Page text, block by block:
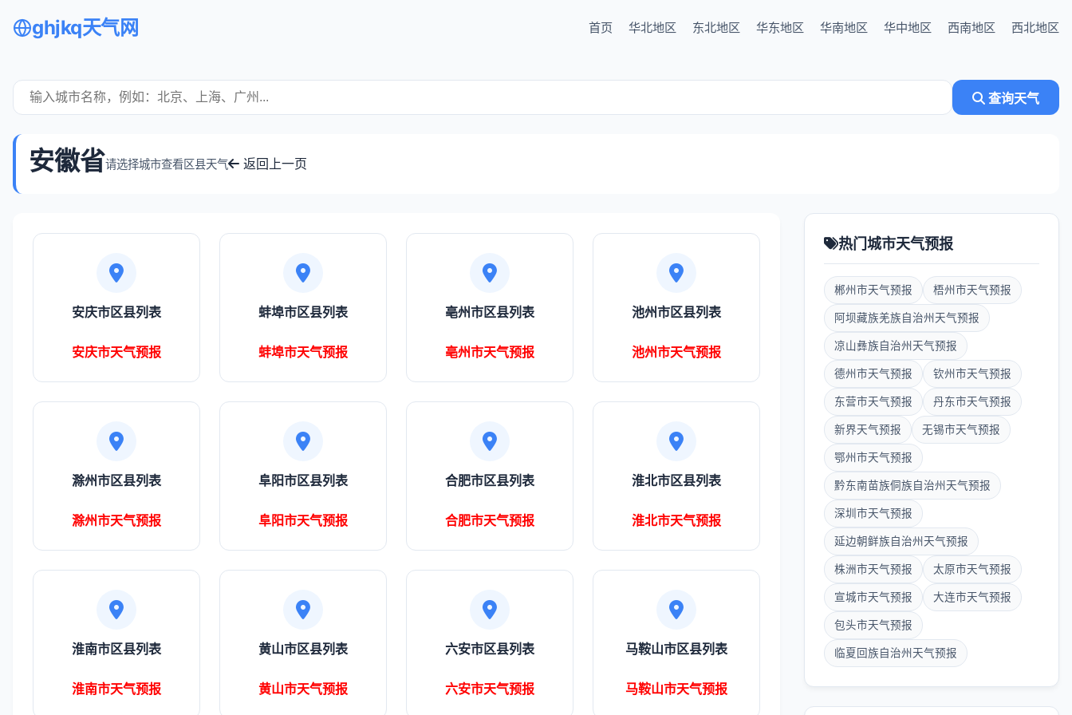
ghjkq天气网 首页 华北地区 东北地区 华东地区 华南地区 华中地区 西南地区 西北地区
查询天气
安徽省请选择城市查看区县天气 返回上一页
安庆市区县列表
安庆市天气预报
蚌埠市区县列表
蚌埠市天气预报
亳州市区县列表
亳州市天气预报
池州市区县列表
池州市天气预报
滁州市区县列表
滁州市天气预报
阜阳市区县列表
阜阳市天气预报
合肥市区县列表
合肥市天气预报
淮北市区县列表
淮北市天气预报
淮南市区县列表
淮南市天气预报
黄山市区县列表
黄山市天气预报
六安市区县列表
六安市天气预报
马鞍山市区县列表
马鞍山市天气预报
热门城市天气预报
郴州市天气预报 梧州市天气预报
阿坝藏族羌族自治州天气预报
凉山彝族自治州天气预报
德州市天气预报 钦州市天气预报
东营市天气预报 丹东市天气预报
新界天气预报 无锡市天气预报
鄂州市天气预报
黔东南苗族侗族自治州天气预报
深圳市天气预报
延边朝鲜族自治州天气预报
株洲市天气预报 太原市天气预报
宣城市天气预报 大连市天气预报
包头市天气预报
临夏回族自治州天气预报